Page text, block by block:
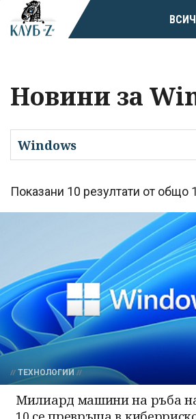
Новини за
Показани 10 резултати от общо
ТЕХНОЛОГИИ
Милиард машини на ръба